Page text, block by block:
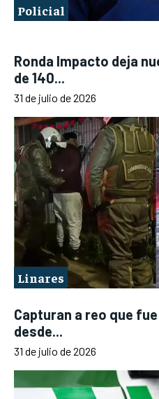
Policial
Ronda Impacto deja
de 140...
31 de julio de 2026
Linares
Capturan a reo que
desde...
31 de julio de 2026